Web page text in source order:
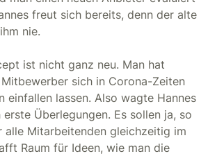
freut sich bereits, denn der alte
nie.
ist nicht ganz neu. Man hat
sich in Corona-Zeiten
einfallen lassen. Also wagte Hannes
erste Überlegungen. Es sollen ja, so
alle Mitarbeitenden gleichzeitig im
Raum für Ideen, wie man die